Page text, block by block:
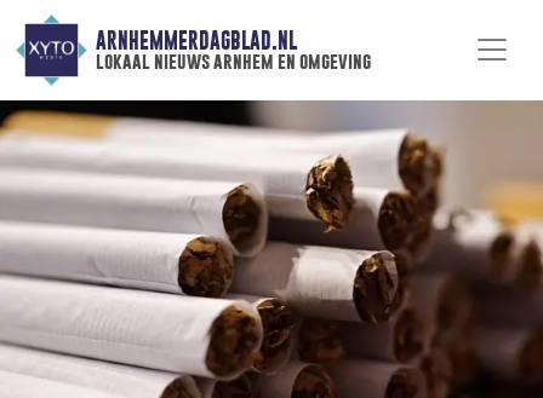
ARNHEMMERDAGBLAD.NL
lokaal nieuws arnhem en omgeving